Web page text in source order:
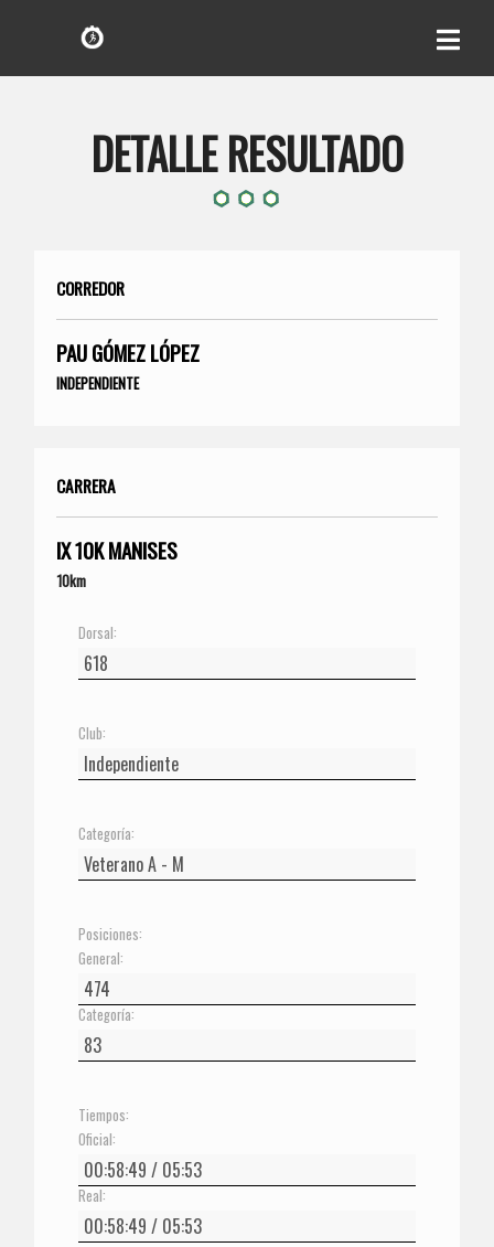
DETALLE RESULTADO
CORREDOR
PAU GÓMEZ LÓPEZ
INDEPENDIENTE
CARRERA
IX 10K MANISES
10km
Dorsal:
Club:
Categoría:
Posiciones:
General:
Categoría:
Tiempos:
Oficial:
Real: